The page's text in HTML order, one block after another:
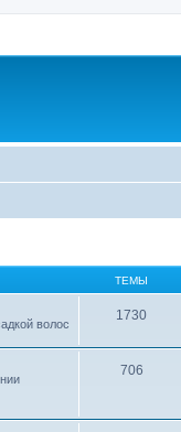
ТЕМЫ
волос
1730
706